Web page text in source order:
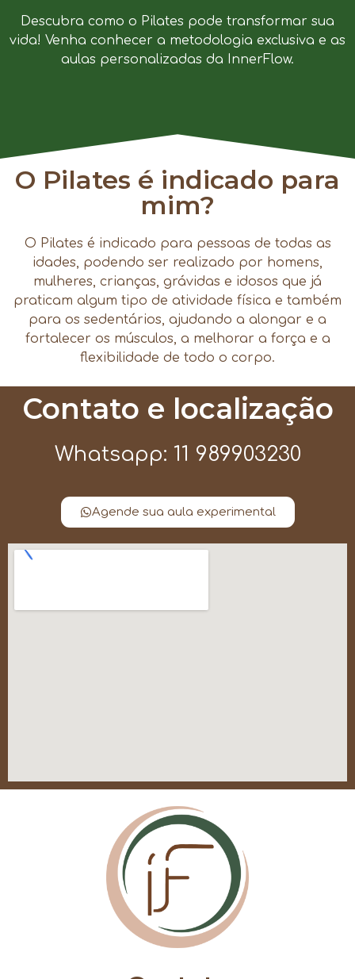
Descubra como o Pilates pode transformar sua
vida! Venha conhecer a metodologia exclusiva e as
aulas personalizadas da InnerFlow.
O Pilates é indicado para
mim?
O Pilates é indicado para pessoas de todas as
idades, podendo ser realizado por homens,
mulheres, crianças, grávidas e idosos que já
praticam algum tipo de atividade física e também
para os sedentários, ajudando a alongar e a
fortalecer os músculos, a melhorar a força e a
flexibilidade de todo o corpo.
Contato e localização
Whatsapp: 11 989903230
Agende sua aula experimental